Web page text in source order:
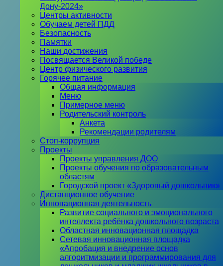
Дону-2024»
Центры активности
Обучаем детей ПДД
Безопасность
Памятки
Наши достижения
Посвящается Великой победе
Центр физического развития
Горячее питание
Общая информация
Меню
Примерное меню
Родительский контроль
Анкета
Рекомендации родителям
Стоп-коррупция
Проекты
Проекты управления ДОО
Проекты обучения по образовательным
областям
Городской проект «Здоровый дошкольник»
Дистанционное обучение
Инновационная деятельность
Развитие социального и эмоционального
интеллекта ребёнка дошкольного возраста
Областная инновационная площадка
Сетевая инновационная площадка
«Апробация и внедрение основ
алгоритмизации и программирования для